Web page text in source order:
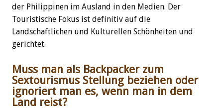
der Philippinen im Ausland in den Medien. Der
Touristische Fokus ist definitiv auf die
Landschaftlichen und Kulturellen Schönheiten und
gerichtet.
Muss man als Backpacker zum
Sextourismus Stellung beziehen oder
ignoriert man es, wenn man in dem
Land reist?